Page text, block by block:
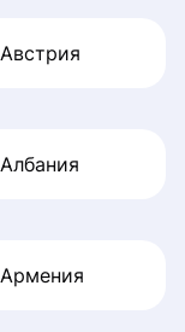
Австрия
Албания
Армения